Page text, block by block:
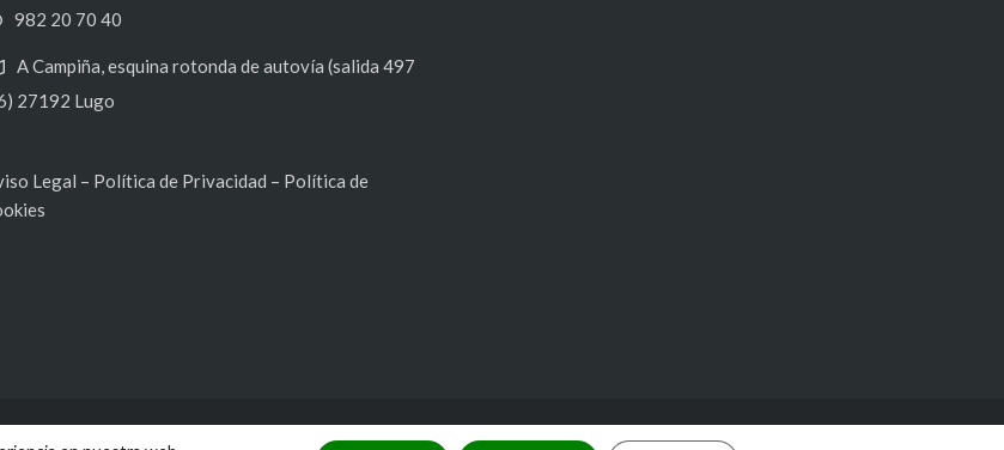
982 20 70 40
A Campiña, esquina rotonda de autovía (salida 497
27192 Lugo
Legal – Política de Privacidad – Política de